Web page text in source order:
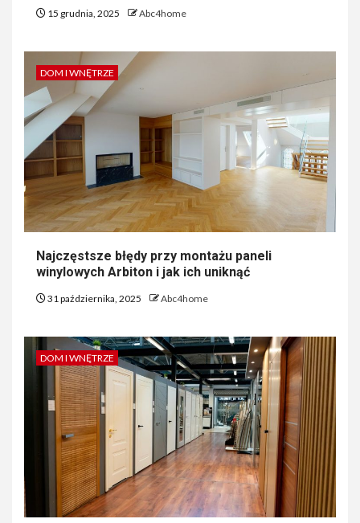
15 grudnia, 2025 Abc4home
DOM I WNĘTRZE
Najczęstsze błędy przy montażu paneli
winylowych Arbiton i jak ich uniknąć
31 października, 2025 Abc4home
DOM I WNĘTRZE